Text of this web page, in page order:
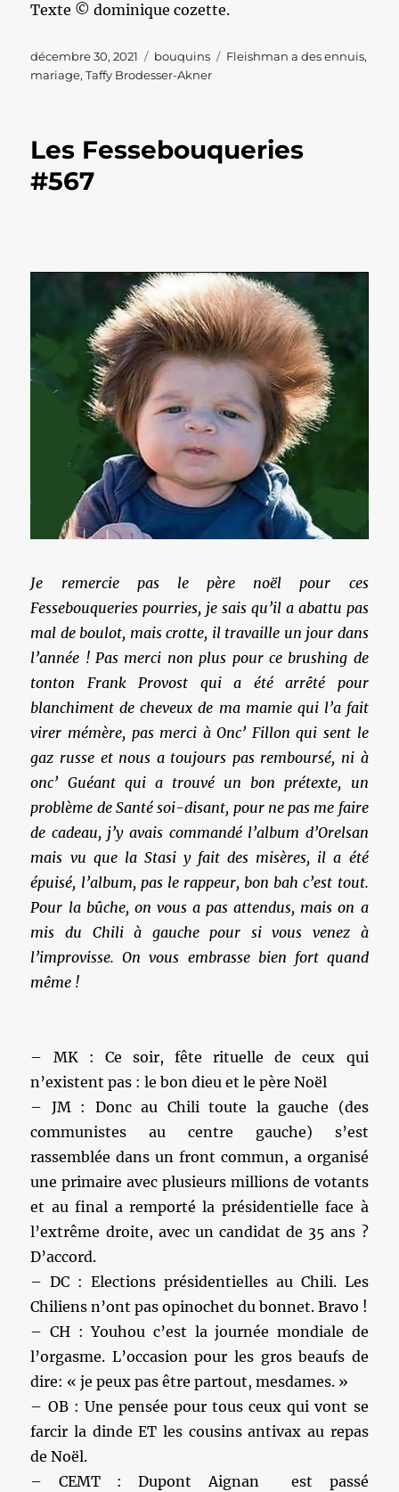
Texte © dominique cozette.
Publié
le
décembre 30, 2021 Catégories
bouquins Étiquettes
Fleishman a des ennuis,
mariage,Taffy Brodesser-Akner
Les Fessebouqueries
#567
Je remercie pas le père noël pour ces
Fessebouqueries pourries, je sais qu’il a abattu pas
mal de boulot, mais crotte, il travaille un jour dans
l’année ! Pas merci non plus pour ce brushing de
tonton Frank Provost qui a été arrêté pour
blanchiment de cheveux de ma mamie qui l’a fait
virer mémère, pas merci à Onc’ Fillon qui sent le
gaz russe et nous a toujours pas remboursé, ni à
onc’ Guéant qui a trouvé un bon prétexte, un
problème de Santé soi-disant, pour ne pas me faire
de cadeau, j’y avais commandé l’album d’Orelsan
mais vu que la Stasi y fait des misères, il a été
épuisé, l’album, pas le rappeur, bon bah c’est tout.
Pour la bûche, on vous a pas attendus, mais on a
mis du Chili à gauche pour si vous venez à
l’improvisse. On vous embrasse bien fort quand
même !
– MK : Ce soir, fête rituelle de ceux qui
n’existent pas : le bon dieu et le père Noël
– JM : Donc au Chili toute la gauche (des
communistes au centre gauche) s’est
rassemblée dans un front commun, a organisé
une primaire avec plusieurs millions de votants
et au final a remporté la présidentielle face à
l’extrême droite, avec un candidat de 35 ans ?
D’accord.
– DC : Elections présidentielles au Chili. Les
Chiliens n’ont pas opinochet du bonnet. Bravo !
– CH : Youhou c’est la journée mondiale de
l’orgasme. L’occasion pour les gros beaufs de
dire: « je peux pas être partout, mesdames. »
– OB : Une pensée pour tous ceux qui vont se
farcir la dinde ET les cousins antivax au repas
de Noël.
– CEMT : Dupont Aignan est passé